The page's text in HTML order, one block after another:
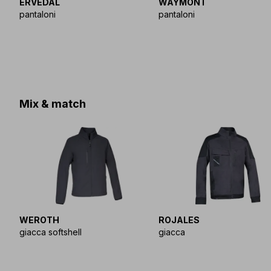
ERVEDAL
pantaloni
WAYMONT
pantaloni
Mix & match
WEROTH
giacca softshell
ROJALES
giacca